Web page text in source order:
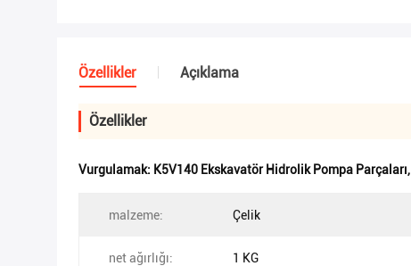
Özellikler Açıklama
Özellikler
Vurgulamak: K5V140 Ekskavatör Hidrolik Pompa Parçaları,
malzeme: Çelik
net ağırlığı: 1 KG